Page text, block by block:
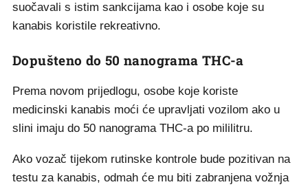
suočavali s istim sankcijama kao i osobe koje su
kanabis koristile rekreativno.
Dopušteno do 50 nanograma THC-a
Prema novom prijedlogu, osobe koje koriste
medicinski kanabis moći će upravljati vozilom ako u
slini imaju do 50 nanograma THC-a po mililitru.
Ako vozač tijekom rutinske kontrole bude pozitivan na
testu za kanabis, odmah će mu biti zabranjena vožnja